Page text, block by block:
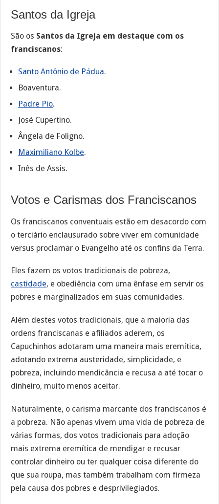
Santos da Igreja
São os Santos da Igreja em destaque com os
franciscanos:
Santo Antônio de Pádua.
Boaventura.
Padre Pio.
José Cupertino.
Ângela de Foligno.
Maximiliano Kolbe.
Inês de Assis.
Votos e Carismas dos Franciscanos
Os franciscanos conventuais estão em desacordo com
o terciário enclausurado sobre viver em comunidade
versus proclamar o Evangelho até os confins da Terra.
Eles fazem os votos tradicionais de pobreza,
castidade, e obediência com uma ênfase em servir os
pobres e marginalizados em suas comunidades.
Além destes votos tradicionais, que a maioria das
ordens franciscanas e afiliados aderem, os
Capuchinhos adotaram uma maneira mais eremítica,
adotando extrema austeridade, simplicidade, e
pobreza, incluindo mendicância e recusa a até tocar o
dinheiro, muito menos aceitar.
Naturalmente, o carisma marcante dos franciscanos é
a pobreza. Não apenas vivem uma vida de pobreza de
várias formas, dos votos tradicionais para adoção
mais extrema eremítica de mendigar e recusar
controlar dinheiro ou ter qualquer coisa diferente do
que sua roupa, mas também trabalham com firmeza
pela causa dos pobres e desprivilegiados.